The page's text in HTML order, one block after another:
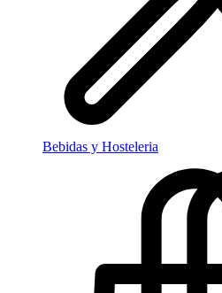
Bebidas y Hosteleria